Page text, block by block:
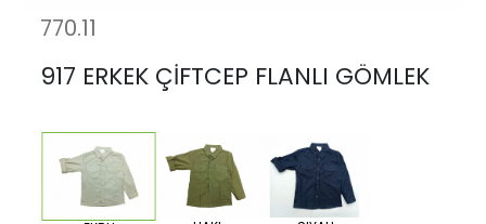
770.11
917 ERKEK ÇİFTCEP FLANLI GÖMLEK